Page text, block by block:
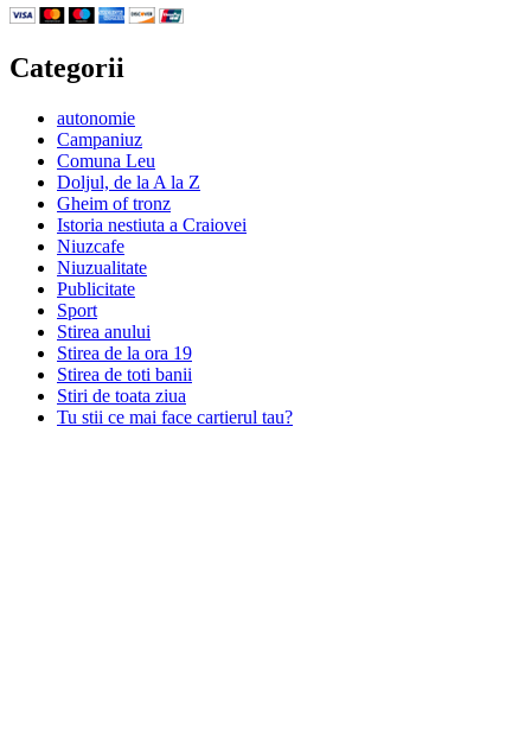
Categorii
autonomie
Campaniuz
Comuna Leu
Doljul, de la A la Z
Gheim of tronz
Istoria nestiuta a Craiovei
Niuzcafe
Niuzualitate
Publicitate
Sport
Stirea anului
Stirea de la ora 19
Stirea de toti banii
Stiri de toata ziua
Tu stii ce mai face cartierul tau?